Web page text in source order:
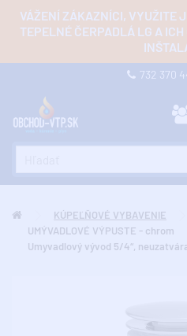
VÁŽENÍ ZÁKAZNÍCI, VYUŽITE
TEPELNÉ ČERPADLÁ LG A
732 370
KÚPEĽŇOVÉ VYBAVENIE
UMÝVADLOVÉ VÝPUSTE - chrom
Umyvadlový vývod 5/4“,